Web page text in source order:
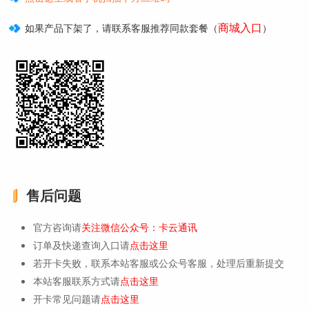
如果产品下架了，请联系客服推荐同款套餐（商城入口 ）
售后问题
官方咨询请关注微信公众号：卡云通讯
订单及快递查询入口请点击这里
若开卡失败，联系本站客服或公众号客服，处理后重新提交
本站客服联系方式请点击这里
开卡常见问题请点击这里